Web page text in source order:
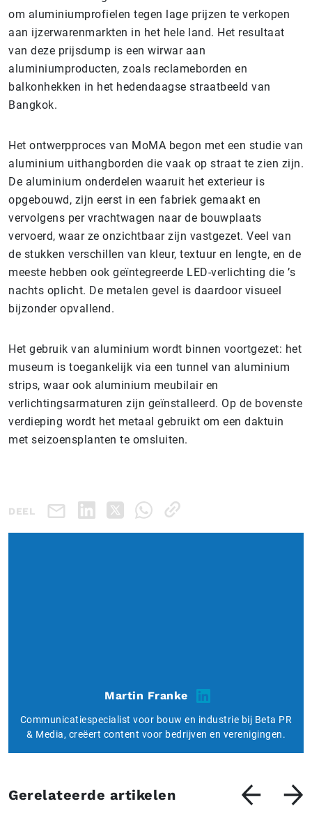
om aluminiumprofielen tegen lage prijzen te verkopen
aan ijzerwarenmarkten in het hele land. Het resultaat
van deze prijsdump is een wirwar aan
aluminiumproducten, zoals reclameborden en
balkonhekken in het hedendaagse straatbeeld van
Bangkok.
Het ontwerpproces van MoMA begon met een studie van
aluminium uithangborden die vaak op straat te zien zijn.
De aluminium onderdelen waaruit het exterieur is
opgebouwd, zijn eerst in een fabriek gemaakt en
vervolgens per vrachtwagen naar de bouwplaats
vervoerd, waar ze onzichtbaar zijn vastgezet. Veel van
de stukken verschillen van kleur, textuur en lengte, en de
meeste hebben ook geïntegreerde LED-verlichting die ’s
nachts oplicht. De metalen gevel is daardoor visueel
bijzonder opvallend.
Het gebruik van aluminium wordt binnen voortgezet: het
museum is toegankelijk via een tunnel van aluminium
strips, waar ook aluminium meubilair en
verlichtingsarmaturen zijn geïnstalleerd. Op de bovenste
verdieping wordt het metaal gebruikt om een daktuin
met seizoensplanten te omsluiten.
DEEL
Martin Franke
Communicatiespecialist voor bouw en industrie bij Beta PR
& Media, creëert content voor bedrijven en verenigingen.
Gerelateerde artikelen